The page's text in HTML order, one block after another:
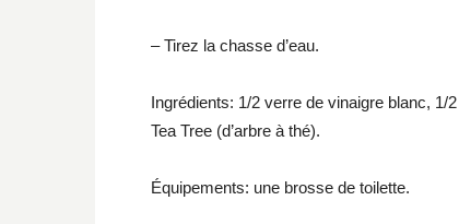
– Tirez la chasse d’eau.
Ingrédients: 1/2 verre de vinaigre blanc, 1/
Tea Tree (d’arbre à thé).
Équipements: une brosse de toilette.